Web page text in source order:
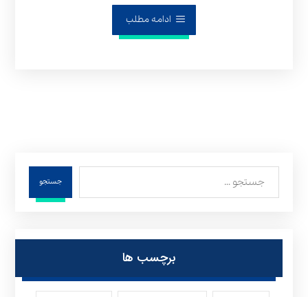
ادامه مطلب
جستجو
برچسب ها